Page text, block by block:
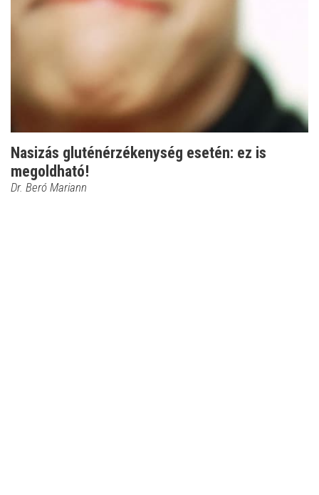
Nasizás gluténérzékenység esetén: ez is
megoldható!
Dr. Beró Mariann